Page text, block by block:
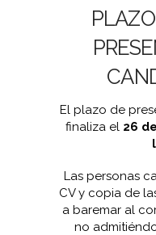
El plazo de
finaliza el 26
Las personas
CV y copia de
a baremar al
no